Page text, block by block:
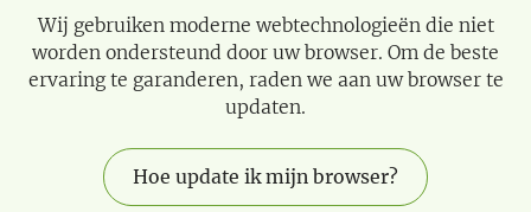
Wij gebruiken moderne webtechnologieën die niet
worden ondersteund door uw browser. Om de beste
ervaring te garanderen, raden we aan uw browser te
updaten.
Hoe update ik mijn browser?